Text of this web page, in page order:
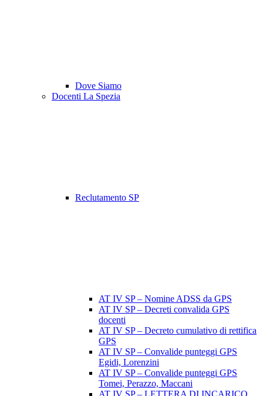
Dove Siamo
Docenti La Spezia
Reclutamento SP
AT IV SP – Nomine ADSS da GPS
AT IV SP – Decreti convalida GPS
docenti
AT IV SP – Decreto cumulativo di rettifica
GPS
AT IV SP – Convalide punteggi GPS
Egidi, Lorenzini
AT IV SP – Convalide punteggi GPS
Tomei, Perazzo, Maccani